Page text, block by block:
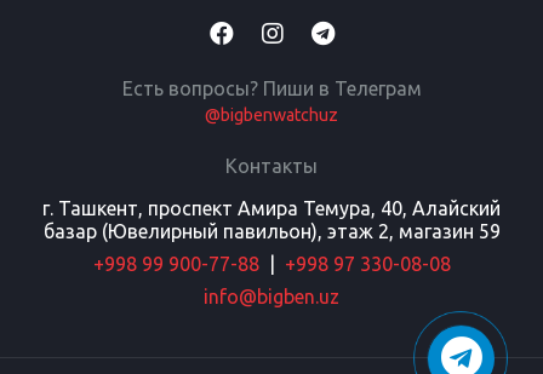
Есть вопросы? Пиши в Телеграм
@bigbenwatchuz
Контакты
г. Ташкент, проспект Амира Темура, 40, Алайский
базар (Ювелирный павильон), этаж 2, магазин 59
+998 99 900-77-88
+998 97 330-08-08
info@bigben.uz